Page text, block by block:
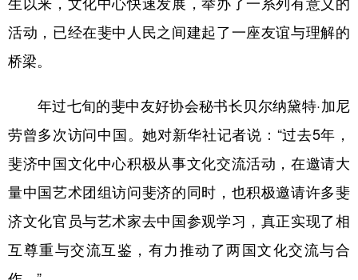
彩票 娱乐 时尚 悦读
地方频道
北京 天津 河北 山西
辽宁 吉林 上海 江苏
浙江 安徽 福建 江西
活动，已经在斐中人民之间建起了一座友谊与理解的
桥梁。
年过七旬的斐中友好协会秘书长贝尔纳黛特·加尼
劳曾多次访问中国。她对新华社记者说：“过去5年，
斐济中国文化中心积极从事文化交流活动，在邀请大
量中国艺术团组访问斐济的同时，也积极邀请许多斐
济文化官员与艺术家去中国参观学习，真正实现了相
互尊重与交流互鉴，有力推动了两国文化交流与合